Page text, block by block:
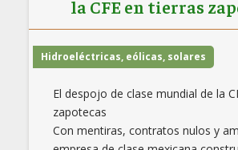
la CFE en tierras
Hidroeléctricas, eólicas, solares
El despojo de clase mundial de la
zapotecas
Con mentiras, contratos nulos y